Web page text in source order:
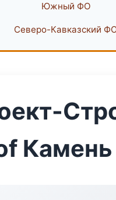
Южный ФО
Северо-Кавказский
Камень